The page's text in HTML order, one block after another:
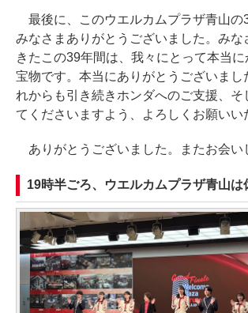
最後に、このウエルカムプラザ青山の
みなさまありがとうございました。みな
きたこの39年間は、我々にとって本当
宝物です。本当にありがとうございまし
れからも引き続きホンダへのご支援、そ
てくださいますよう、よろしくお願いい
ありがとうございました。またお会い
19時半ごろ、ウエルカムプラザ青山は